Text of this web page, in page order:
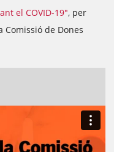
el COVID-19", per
Comissió de Dones